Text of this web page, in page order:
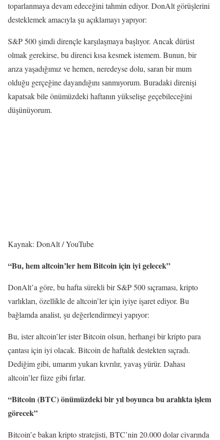
toparlanmaya devam edeceğini tahmin ediyor. DonAlt görüşlerini
desteklemek amacıyla şu açıklamayı yapıyor:
S&P 500 şimdi dirençle karşılaşmaya başlıyor. Ancak dürüst
olmak gerekirse, bu direnci kısa kesmek istemem. Bunun, bir
arıza yaşadığımız ve hemen, neredeyse dolu, saran bir mum
olduğu gerçeğine dayandığını sanmıyorum. Buradaki direnişi
kapatsak bile önümüzdeki haftanın yükselişe geçebileceğini
düşünüyorum.
Kaynak: DonAlt / YouTube
“Bu, hem altcoin’ler hem Bitcoin için iyi gelecek”
DonAlt’a göre, bu hafta sürekli bir S&P 500 sıçraması, kripto
varlıkları, özellikle de altcoin’ler için iyiye işaret ediyor. Bu
bağlamda analist, şu değerlendirmeyi yapıyor:
Bu, ister altcoin’ler ister Bitcoin olsun, herhangi bir kripto para
çantası için iyi olacak. Bitcoin de haftalık destekten sıçradı.
Dediğim gibi, umarım yukarı kıvrılır, yavaş yürür. Dahası
altcoin’ler füze gibi fırlar.
“Bitcoin (BTC) önümüzdeki bir yıl boyunca bu aralıkta işlem
görecek”
Bitcoin’e bakan kripto stratejisti, BTC’nin 20.000 dolar civarında